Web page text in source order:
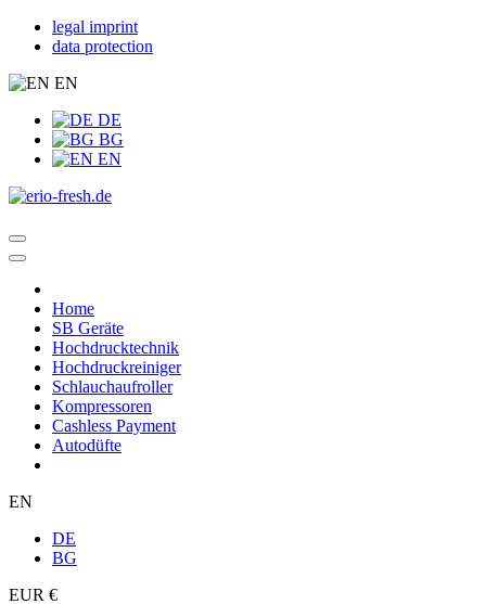
legal imprint
data protection
EN
DE
BG
EN
Home
SB Geräte
Hochdrucktechnik
Hochdruckreiniger
Schlauchaufroller
Kompressoren
Cashless Payment
Autodüfte
EN
DE
BG
EUR €